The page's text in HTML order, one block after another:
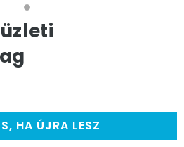
HA ÚJRA LESZ